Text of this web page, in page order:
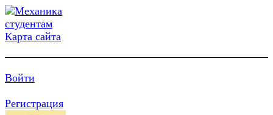
Карта сайта
Войти
Регистрация